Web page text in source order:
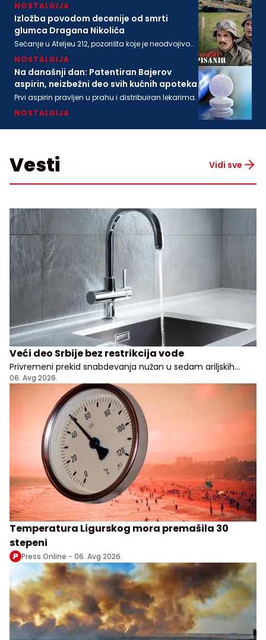
Matice srpske
NOSTALGIJA
Izložba povodom decenije od smrti
glumca Dragana Nikolića
Sećanje u Ateljeu 212, pozorišta koje je neodvojivo
NOSTALGIJA
Na današnji dan: Patentiran Bajerov
aspirin, neizbežni deo svih kućnih apoteka
Prvi aspirin pravljen u prahu i distribuiran lekarima.
NOSTALGIJA
Vesti Vidi sve
Veći deo Srbije bez restrikcija vode
Privremeni prekid snabdevanja nužan u sedam ariljskih
naselja
06. Avg 2026.
Temperatura Ligurskog mora premašila 30
stepeni
Press Online - 06. Avg 2026.